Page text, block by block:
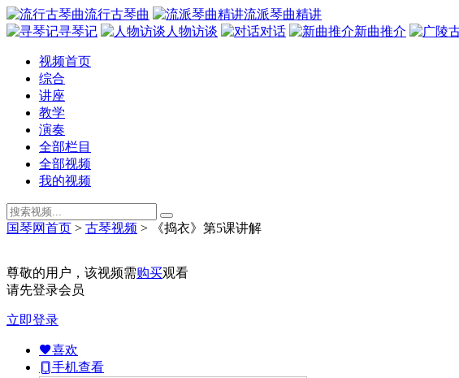
流行古琴曲
流派琴曲精讲
寻琴记
人物访谈 对话 新曲推介
视频首页
综合
讲座
教学
演奏
全部栏目
全部视频
我的视频
国琴网首页 > 古琴视频 > 《捣衣》第5课讲解
尊敬的用户，该视频需购买观看
请先登录会员
立即登录
喜欢
手机查看